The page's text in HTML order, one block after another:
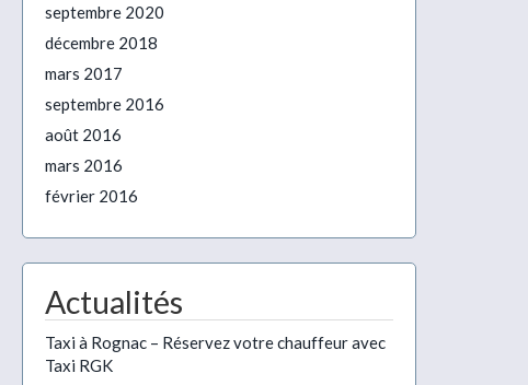
septembre 2020
décembre 2018
mars 2017
septembre 2016
août 2016
mars 2016
février 2016
Actualités
Taxi à Rognac – Réservez votre chauffeur avec
Taxi RGK